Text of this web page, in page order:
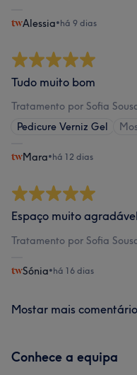
Alessia•há 9 dias
Tudo muito bom
Tratamento por Sofia
Pedicure Verniz Gel
Mara•há 12 dias
Espaço muito
Tratamento por Sofia
Sónia•há 16 dias
Mostar mais
Conhece a equipa